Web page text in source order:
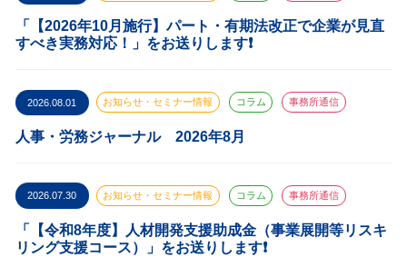
「【2026年10月施行】パート・有期法改正で企業が見直
すべき実務対応！」をお送りします❗️
2026.08.01 お知らせ・セミナー情報 コラム 事務所通信
人事・労務ジャーナル 2026年8月
2026.07.30 お知らせ・セミナー情報 コラム 事務所通信
「【令和8年度】人材開発支援助成金（事業展開等リスキ
リング支援コース）」をお送りします❗️